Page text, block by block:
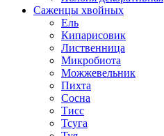
Саженцы хвойных
Ель
Кипарисовик
Лиственница
Микробиота
Можжевельник
Пихта
Сосна
Тисс
Тсуга